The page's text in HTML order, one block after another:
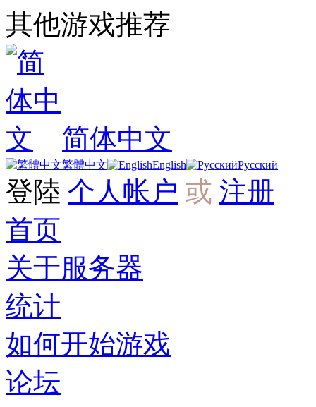
其他游戏推荐
简体中文
繁體中文 English Русский
登陸 个人帐户 或 注册
首页
关于服务器
统计
如何开始游戏
论坛